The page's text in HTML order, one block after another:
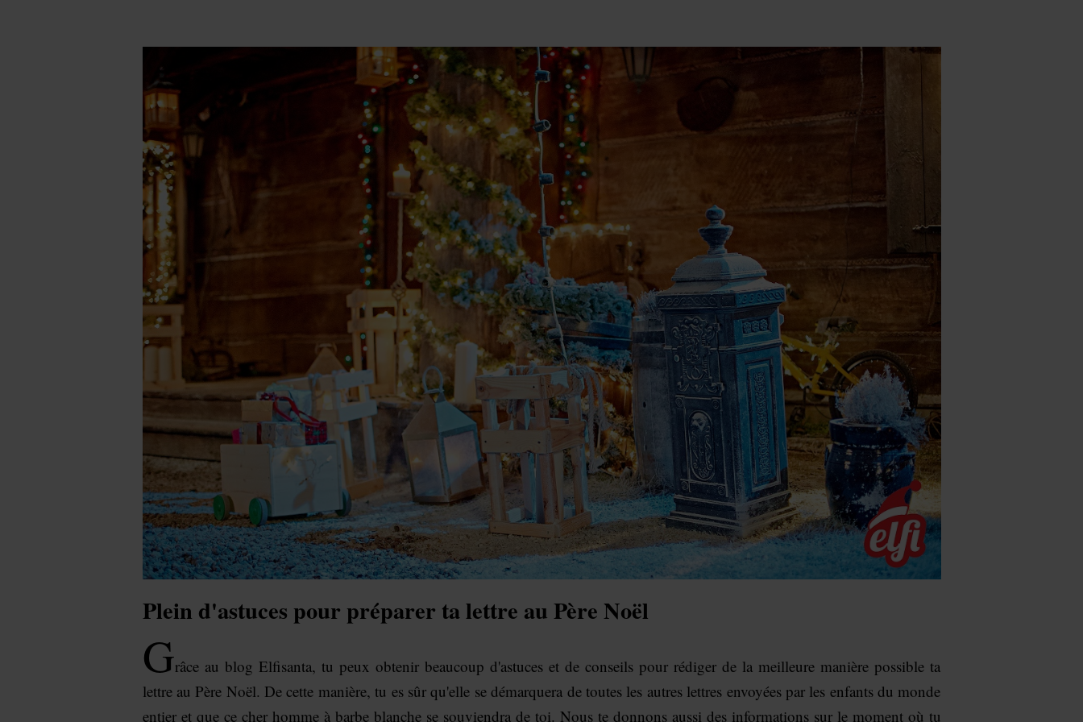
Plein d'astuces pour préparer ta lettre au Père Noël
Grâce au blog Elfisanta, tu peux obtenir beaucoup d'astuces et de conseils pour rédiger de la meilleure manière possible ta
lettre au Père Noël. De cette manière, tu es sûr qu'elle se démarquera de toutes les autres lettres envoyées par les enfants du monde
entier et que ce cher homme à barbe blanche se souviendra de toi. Nous te donnons aussi des informations sur le moment où tu